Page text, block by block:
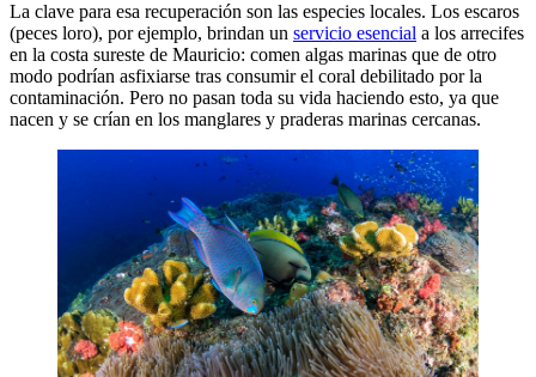
La clave para esa recuperación son las especies locales. Los escaros
(peces loro), por ejemplo, brindan un servicio esencial a los arrecifes
en la costa sureste de Mauricio: comen algas marinas que de otro
modo podrían asfixiarse tras consumir el coral debilitado por la
contaminación. Pero no pasan toda su vida haciendo esto, ya que
nacen y se crían en los manglares y praderas marinas cercanas.